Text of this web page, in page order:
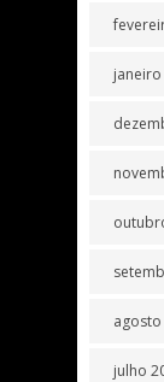
janeiro
julho